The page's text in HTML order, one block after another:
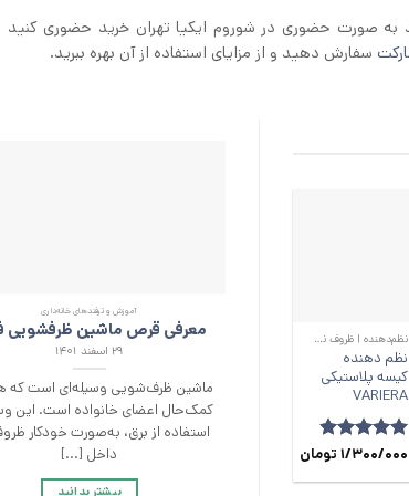
به صورت حضوری در شوروم ایکیا تهران خرید حضوری کنید
سفارش دهید و از مزایای استفاده از آن بهره ببرید.
نظم‌دهنده | ظروف نگهدارنده آشپزخانه
نظم دهنده
کیسه پلاستیکی
VARIERA
امتیاز4.89
1/300/000 تومان
آموزش و ترفند‌های خانه‌داری
معرفی قرص‌ ماشین ظرفشویی
۲۹ اسفند ۱۴۰۱
ماشین ظرف‌شویی وسیله‌ای است که
کمک‌حال اعضای خانواده است. این
استفاده از برق، به‌صورت خودکار
داخل [...]
بیشتر بدانید